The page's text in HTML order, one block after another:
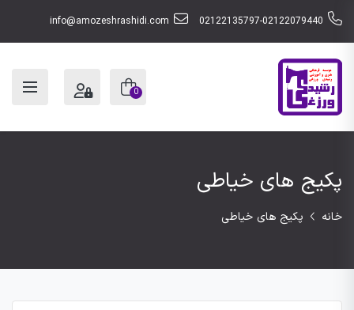
02122135797-02122079440
info@amozeshrashidi.com
0
پکیج های خیاطی
خانه پکیج های خیاطی